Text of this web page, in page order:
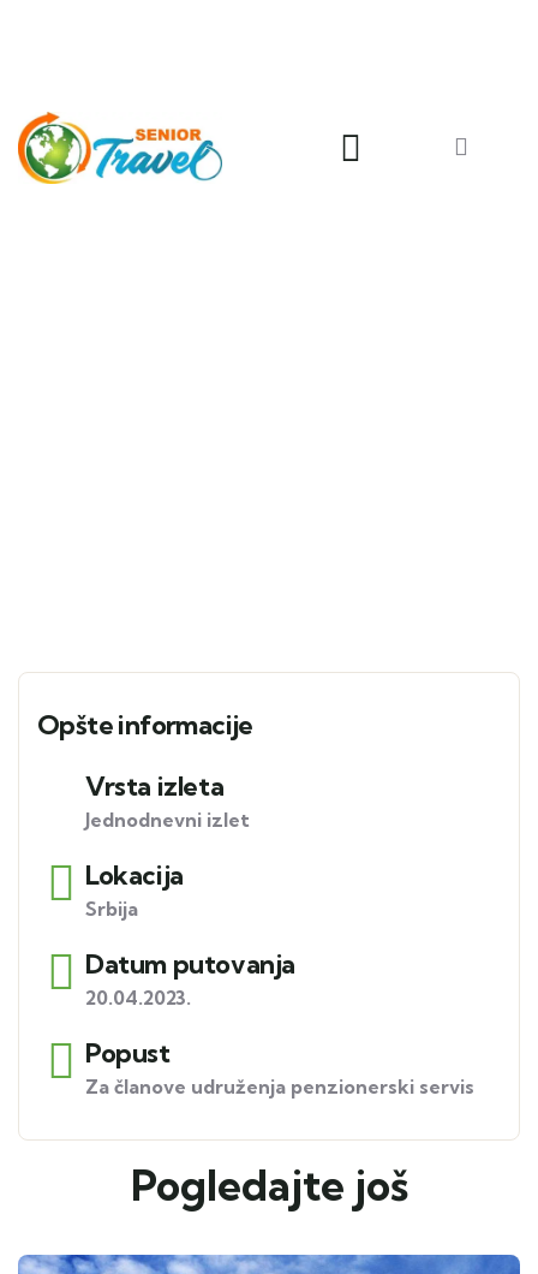
Opšte informacije
Vrsta izleta
Jednodnevni izlet
Lokacija
Srbija
Datum putovanja
20.04.2023.
Popust
Za članove udruženja penzionerski servis
Pogledajte još